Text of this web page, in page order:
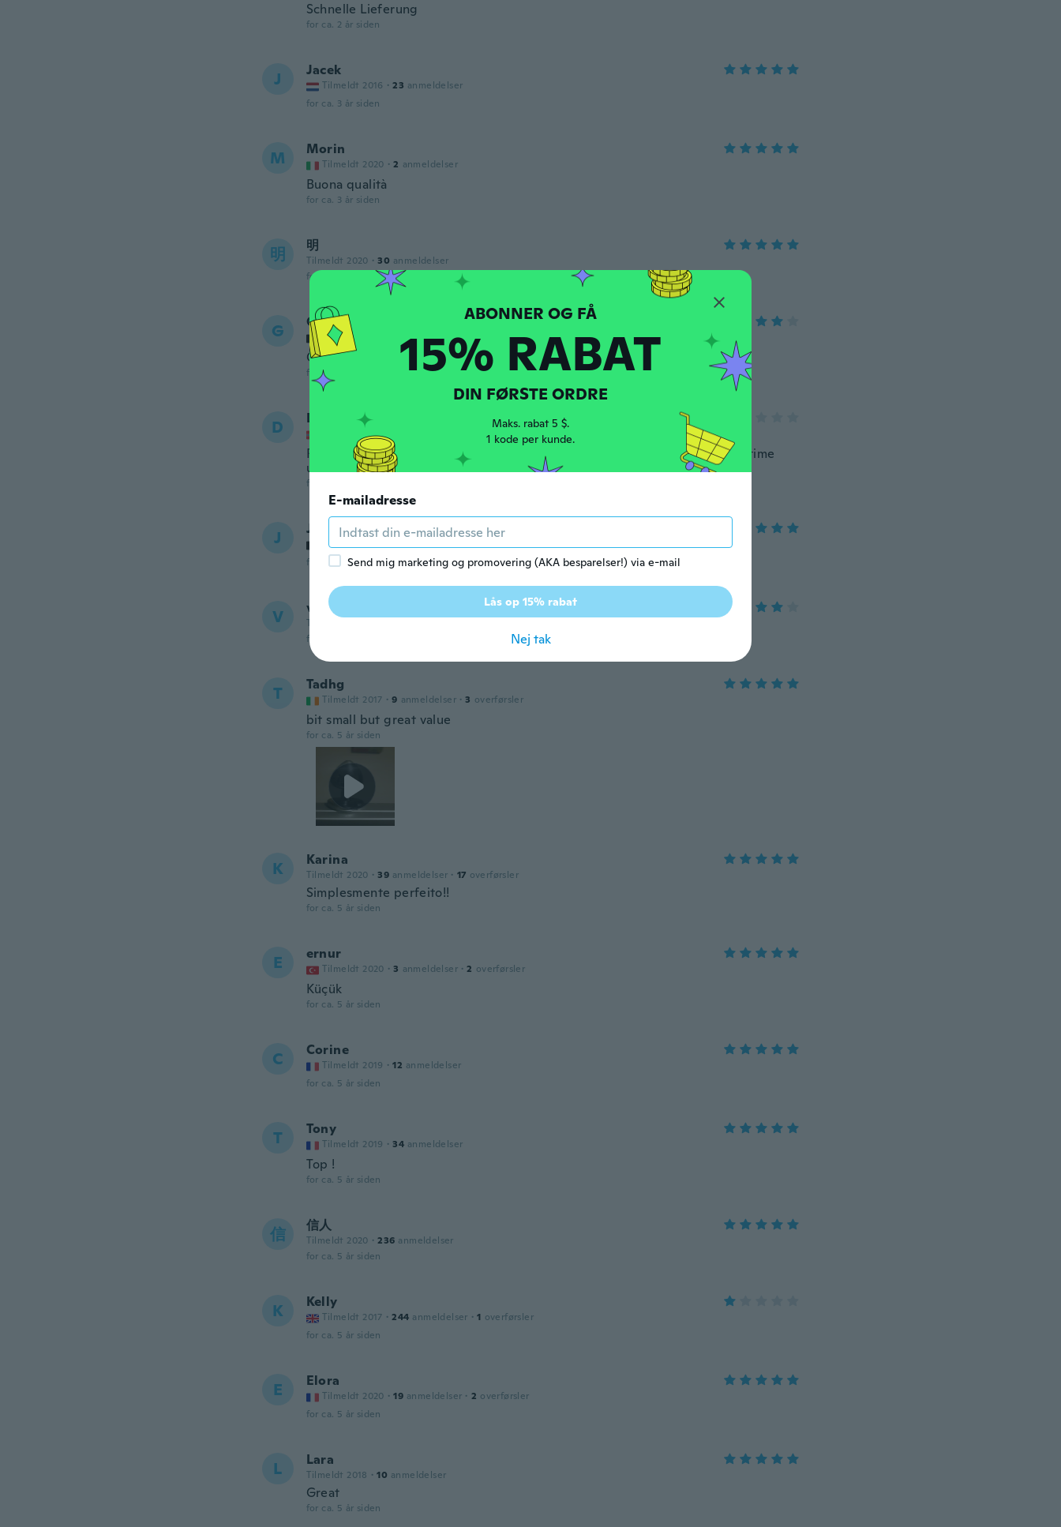
Schnelle Lieferung
for ca. 2 år siden
J Jacek
Tilmeldt 2016 · 23 anmeldelser
for ca. 3 år siden
M Morin
Tilmeldt 2020 · 2 anmeldelser
Buona qualità
for ca. 3 år siden
明 明
Tilmeldt 2020 · 30 anmeldelser
for ca. 3 år siden
G Geert
Tilmeldt 2016 anmeldelser · overførsler
Good quality. Perfect fit for first rials with these kind of toys.
for ca. 4 år siden
D DS
Tilmeldt 2019 overførsler
Right size. fits perfect. the pink crystal is cute as H**l! Fell apart after one time
use.
for ca. 4 år siden
J Johan
Tilmeldt 2014
for ca. 4 år siden
V vinay
Tilmeldt 2018
for ca. 4 år siden
T Tadhg
Tilmeldt 2017 · 9 anmeldelser · 3 overførsler
bit small but great value
for ca. 5 år siden
K Karina
Tilmeldt 2020 · 39 anmeldelser · 17 overførsler
Simplesmente perfeito!!
for ca. 5 år siden
E ernur
Tilmeldt 2020 · 3 anmeldelser · 2 overførsler
Küçük
for ca. 5 år siden
C Corine
Tilmeldt 2019 · 12 anmeldelser
for ca. 5 år siden
T Tony
Tilmeldt 2019 · 34 anmeldelser
Top !
for ca. 5 år siden
信 信人
Tilmeldt 2020 · 236 anmeldelser
for ca. 5 år siden
K Kelly
Tilmeldt 2017 · 244 anmeldelser · 1 overførsler
for ca. 5 år siden
E Elora
Tilmeldt 2020 · 19 anmeldelser · 2 overførsler
for ca. 5 år siden
L Lara
Tilmeldt 2018 · 10 anmeldelser
Great
for ca. 5 år siden
15% RABAT
DIN FØRSTE ORDRE
Maks. rabat 5 $.
1 kode per kunde.
E-mailadresse
Send mig marketing og promovering (AKA besparelser!) via e-mail
Lås op 15% rabat
Nej tak